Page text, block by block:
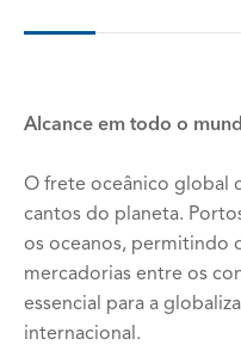
Alcance em todo o
O frete oceânico global
cantos do planeta.
os oceanos, permitindo
mercadorias entre os
essencial para a
internacional.